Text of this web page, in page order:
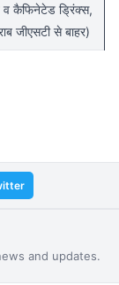
व कैफिनेटेड ड्रिंक्स,
जीएसटी से बाहर)
and updates.